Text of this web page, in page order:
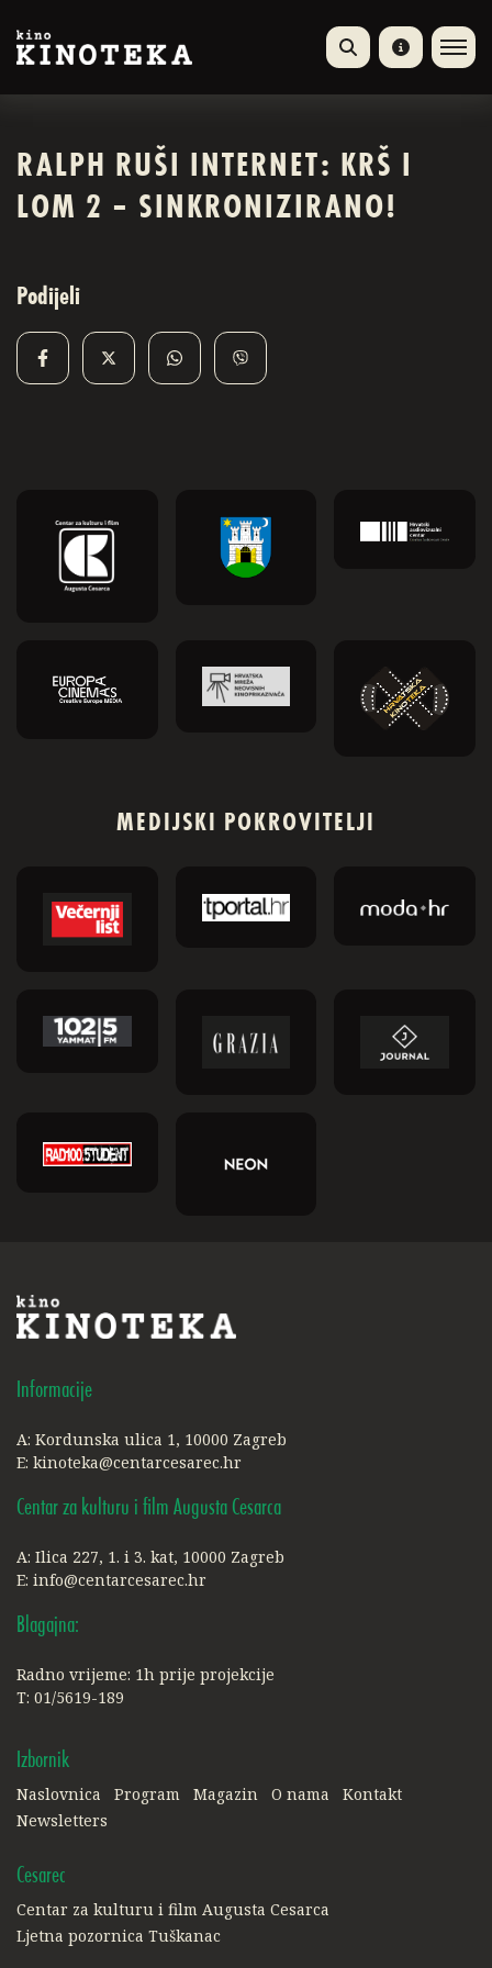
RALPH RUŠI INTERNET: KRŠ I
LOM 2 – SINKRONIZIRANO!
Podijeli
MEDIJSKI POKROVITELJI
Informacije
A: Kordunska ulica 1, 10000 Zagreb
E: kinoteka@centarcesarec.hr
Centar za kulturu i film Augusta Cesarca
A: Ilica 227, 1. i 3. kat, 10000 Zagreb
E: info@centarcesarec.hr
Blagajna:
Radno vrijeme: 1h prije projekcije
T: 01/5619-189
Izbornik
Naslovnica Program Magazin O nama
Kontakt
Newsletters
Cesarec
Centar za kulturu i film Augusta Cesarca
Ljetna pozornica Tuškanac